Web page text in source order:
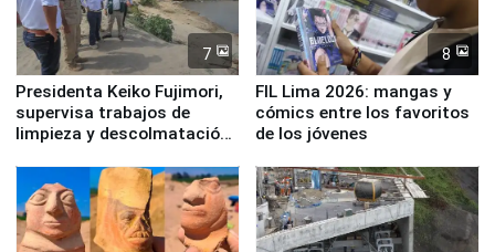
7
Presidenta Keiko Fujimori,
supervisa trabajos de
limpieza y descolmatación
8
FIL Lima 2026: mangas y
cómics entre los favoritos
de los jóvenes